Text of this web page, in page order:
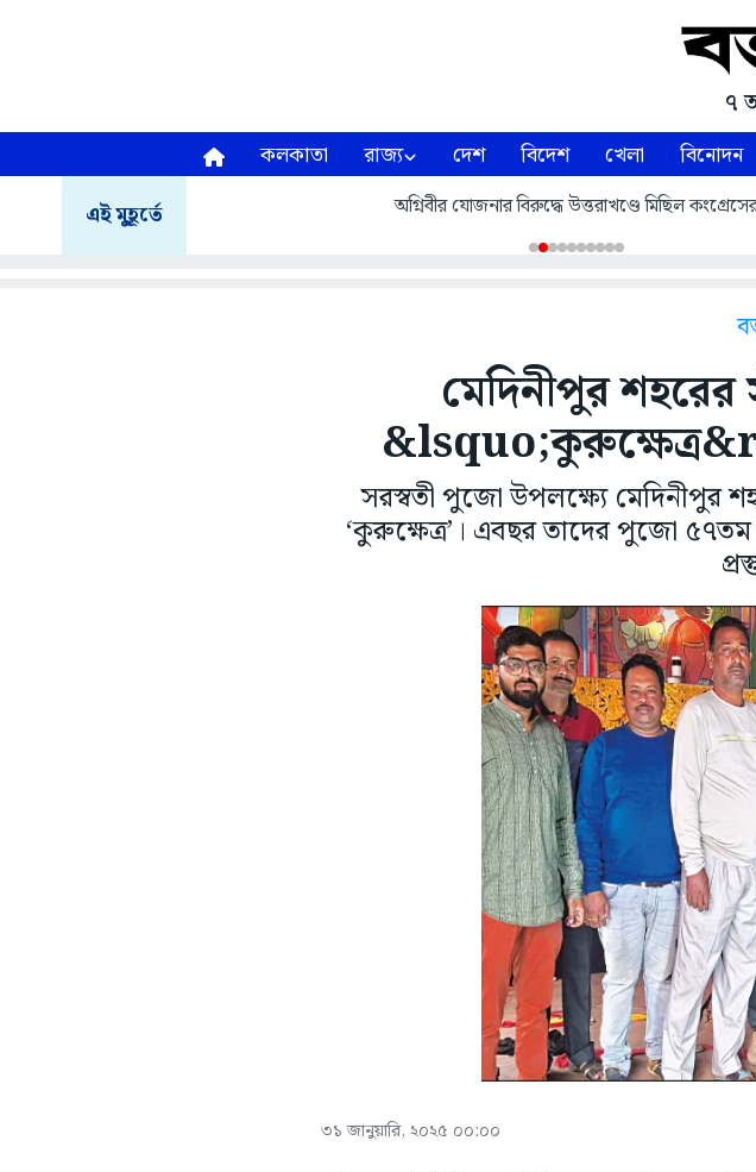
৭
কলকাতা রাজ্য দেশ বিদেশ খেলা বিনোদন
এই মুহূর্তে অগ্নিবীর যোজনার বিরুদ্ধে উত্তরাখণ্ডে মিছিল
মেদিনীপুর শহরের
সরস্বতী পুজো উপলক্ষ্যে মেদিনীপুর
‘কুরুক্ষেত্র’। এবছর তাদের পুজো
৩১ জানুয়ারি, ২০২৫ ০০:০০